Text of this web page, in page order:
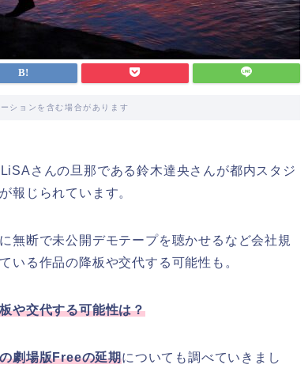
ションを含む場合があります
さんの旦那である鈴木達央さんが都内スタジ
報じられています。
無断で未公開デモテープを聴かせるなど会社規
いる作品の降板や交代する可能性も。
や交代する可能性は？
劇場版Freeの延期についても調べていきまし